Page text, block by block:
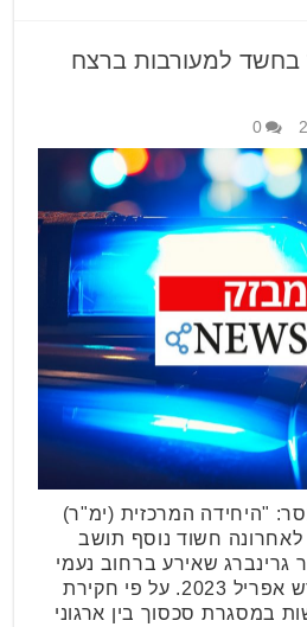
בחשד למעורבות ברצח
0
"היחידה המרכזית (ימ"ר)
חשוד נוסף תושב
גרינברג שאירע ברחוב נעמי
שמר בחולון בסוף חודש אפריל 2023. על פי חקירת
במסגרת סכסוך בין ארגוני